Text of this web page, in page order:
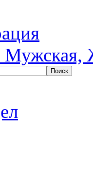
Мужская,